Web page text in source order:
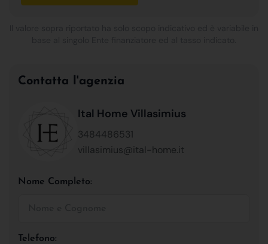
Contatta l'agenzia
Ital Home Villasimius
3484486531
villasimius@ital-home.it
Nome Completo:
Telefono: